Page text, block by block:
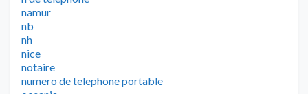
namur
nb
nh
nice
notaire
numero de telephone portable